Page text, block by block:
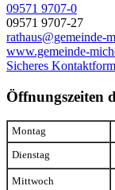
09571 9707-0
09571 9707-27
rathaus@gemeinde-
www.gemeinde-
Sicheres
Öffnungszeiten
Montag
Dienstag
Mittwoch